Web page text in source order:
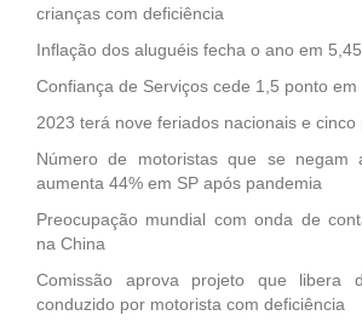
crianças com deficiência
Inflação dos aluguéis fecha o ano em
Confiança de Serviços cede 1,5 ponto em
2023 terá nove feriados nacionais e
Número de motoristas que se negam
aumenta 44% em SP após pandemia
Preocupação mundial com onda de
na China
Comissão aprova projeto que libera
conduzido por motorista com deficiência